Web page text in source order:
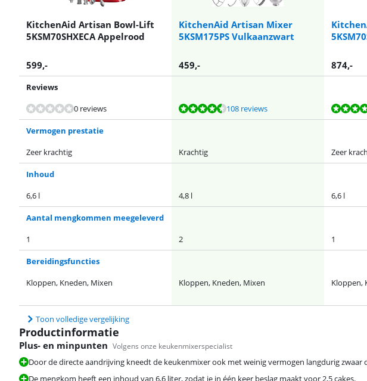
KitchenAid Artisan Bowl-Lift
5KSM70SHXECA Appelrood
KitchenAid Artisan Mixer
5KSM175PS Vulkaanzwart
599,- 459,- 874,-
Reviews
0 reviews
Beoordeling is 9,4 van de 10, gebaseerd op 108 reviews. 108 reviews
Beoordeling is 9,0 van de 10, gebaseerd op 6 reviews.
Beoordeling is 10 van de 10, gebaseerd op 1 review.
Beoordeling is 8,0 van de 10, gebaseerd op 2 reviews.
Vermogen prestatie
Zeer krachtig
Krachtig Zeer
Inhoud
6,6 l
4,8 l 6,6 l
Aantal mengkommen meegeleverd
1
2 1
Bereidingsfuncties
Kloppen, Kneden, Mixen
Kloppen, Kneden, Mixen Kloppen,
Toon volledige vergelijking
Productinformatie
Plus- en minpunten Volgens onze keukenmixerspecialist
Door de directe aandrijving kneedt de keukenmixer ook met weinig vermogen langdurig zwaar
De mengkom heeft een inhoud van 6,6 liter, zodat je in één keer beslag maakt voor 2,5 cakes.